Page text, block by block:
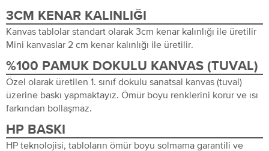
3CM KENAR KALINLIĞI
Kanvas tablolar standart olarak 3cm kenar kalınlığı ile üretilir
Mini kanvaslar 2 cm kenar kalınlığı ile üretilir.
%100 PAMUK DOKULU KANVAS (TUVAL)
Özel olarak üretilen 1. sınıf dokulu sanatsal kanvas (tuval)
üzerine baskı yapmaktayız. Ömür boyu renklerini korur ve ısı
farkından bollaşmaz.
HP BASKI
HP teknolojisi, tabloların ömür boyu solmama garantili ve